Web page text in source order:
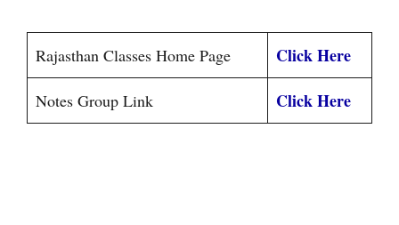
Rajasthan Classes Home Page Click Here
Notes Group Link Click Here